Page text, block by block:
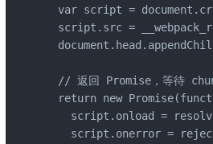
var script =
script.src =
// 返回 Promise，等待
return new
script.onload =
script.onerror =